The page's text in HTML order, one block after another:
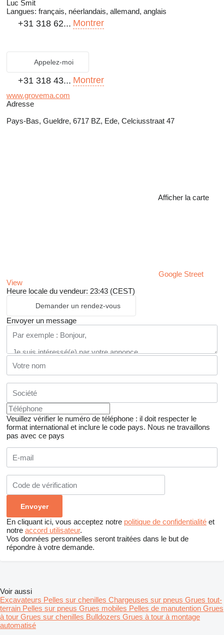
Luc Smit
Langues: français, néerlandais, allemand, anglais
+31 318 62... Montrer
Appelez-moi
+31 318 43... Montrer
www.grovema.com
Adresse
Pays-Bas, Gueldre, 6717 BZ, Ede, Celciusstraat 47
Afficher la carte
Google Street
View
Heure locale du vendeur: 23:43 (CEST)
Demander un rendez-vous
Envoyer un message
Veuillez vérifier le numéro de téléphone : il doit respecter le
format international et inclure le code pays. Nous ne travaillons
pas avec ce pays
En cliquant ici, vous acceptez notre politique de confidentialité et
notre accord utilisateur.
Vos données personnelles seront traitées dans le but de
répondre à votre demande.
Voir aussi
Excavateurs Pelles sur chenilles Chargeuses sur pneus Grues tout-
terrain Pelles sur pneus Grues mobiles Pelles de manutention Grues
à tour Grues sur chenilles Bulldozers Grues à tour à montage
automatisé